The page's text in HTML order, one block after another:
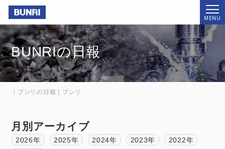
MENU
BUNRIの日報
｜ブンリの日報｜ブンリ
月別アーカイブ
2026年 2025年 2024年 2023年
2022年